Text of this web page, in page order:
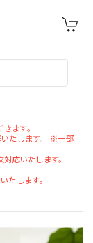
ます。
たします。 ※一部
応いたします。
たします。